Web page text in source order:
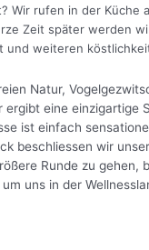
Wir rufen in der Küche
Zeit später werden
und weiteren
Natur,
ergibt eine einzigartige
ist einfach
beschliessen wir
Runde zu gehen,
uns in der